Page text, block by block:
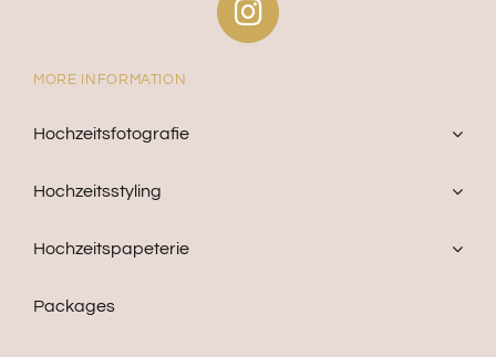
MORE INFORMATION
Hochzeitsfotografie
Hochzeitsstyling
Hochzeitspapeterie
Packages